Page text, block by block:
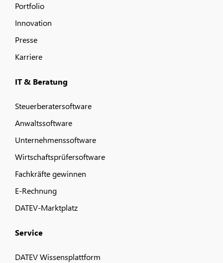
Portfolio
Innovation
Presse
Karriere
IT & Beratung
Steuerberatersoftware
Anwaltssoftware
Unternehmenssoftware
Wirtschaftsprüfersoftware
Fachkräfte gewinnen
E-Rechnung
DATEV-Marktplatz
Service
DATEV Wissensplattform